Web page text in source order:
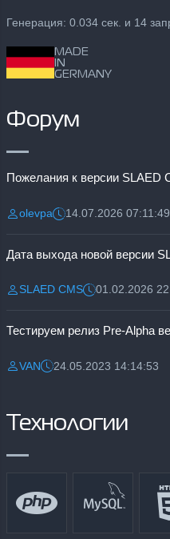
Генерация: 0.034 сек. и 14
MADE
IN
GERMANY
Форум
Пожелания к версии SLAED
Разместил:
olevpaДата:14.07.2026 07:11:49
Дата выхода новой версии
Разместил:
SLAED CMSДата:01.02.2026
Разместил:
VANДата:24.05.2023 14:14:53
Технологии